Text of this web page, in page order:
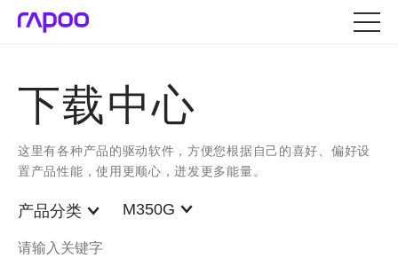
下载中心
这里有各种产品的驱动软件，方便您根据自己的喜好、偏好设
置产品性能，使用更顺心，迸发更多能量。
产品分类 M350G